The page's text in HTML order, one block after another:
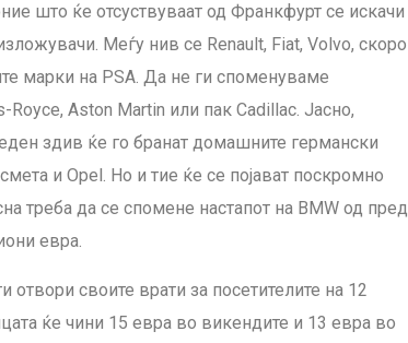
што ќе отсуствуваат од Франкфурт се искачи
Меѓу нив се Renault, Fiat, Volvo, скоро
марки на PSA. Да не ги споменуваме
Aston Martin или пак Cadillac. Јасно,
здив ќе го бранат домашните германски
и Opel. Но и тие ќе се појават поскромно
треба да се спомене настапот на BMW од пред
евра.
отвори своите врати за посетителите на 12
ќе чини 15 евра во викендите и 13 евра во